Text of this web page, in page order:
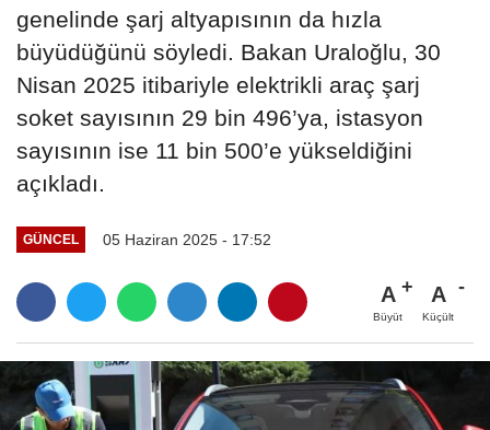
genelinde şarj altyapısının da hızla
büyüdüğünü söyledi. Bakan Uraloğlu, 30
Nisan 2025 itibariyle elektrikli araç şarj
soket sayısının 29 bin 496’ya, istasyon
sayısının ise 11 bin 500’e yükseldiğini
açıkladı.
GÜNCEL 05 Haziran 2025 - 17:52
A
Büyüt
A
Küçült